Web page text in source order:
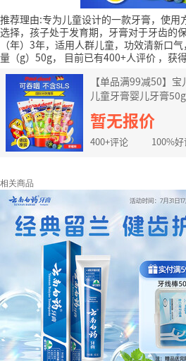
推荐理由:专为儿童设计的一款牙膏，使用
选择，孩子处于发育期，牙膏对于牙齿的
（年）3年，适用人群儿童，功效清新口
量（g）50g，
目前已有400+人评价 ，获
【单品满99减50】
儿童牙膏婴儿牙膏
莓味
暂无报价
400+评论 100%
相关商品